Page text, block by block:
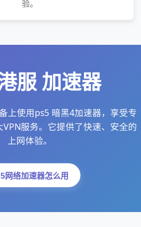
验。
服 加速器
上使用ps5 暗黑4加速器，享受专
服务。它提供了快速、安全的
上网体验。
网络加速器怎么用